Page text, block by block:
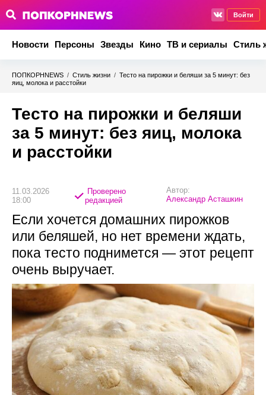
Войти
Новости Персоны Звезды Кино ТВ и сериалы Стиль
ПОПКОРНNEWS / Стиль жизни / Тесто на пирожки и беляши за 5 минут: без
яиц, молока и расстойки
Тесто на пирожки и беляши
за 5 минут: без яиц, молока
и расстойки
11.03.2026
18:00
Проверено
редакцией
Автор:
Александр Асташкин
Если хочется домашних пирожков
или беляшей, но нет времени ждать,
пока тесто поднимется — этот рецепт
очень выручает.